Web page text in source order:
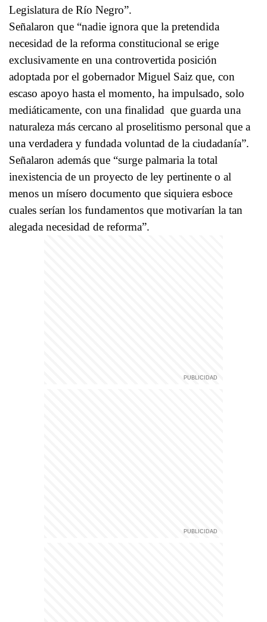
Legislatura de Río Negro”.
Señalaron que “nadie ignora que la pretendida
necesidad de la reforma constitucional se erige
exclusivamente en una controvertida posición
adoptada por el gobernador Miguel Saiz que, con
escaso apoyo hasta el momento, ha impulsado, solo
mediáticamente, con una finalidad que guarda una
naturaleza más cercano al proselitismo personal que a
una verdadera y fundada voluntad de la ciudadanía”.
Señalaron además que “surge palmaria la total
inexistencia de un proyecto de ley pertinente o al
menos un mísero documento que siquiera esboce
cuales serían los fundamentos que motivarían la tan
alegada necesidad de reforma”.